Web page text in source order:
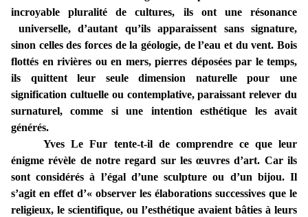
incroyable pluralité de cultures, ils ont une résonance
universelle, d’autant qu’ils apparaissent sans signature,
sinon celles des forces de la géologie, de l’eau et du vent. Bois
flottés en rivières ou en mers, pierres déposées par le temps,
ils quittent leur seule dimension naturelle pour une
signification cultuelle ou contemplative, paraissant relever du
surnaturel, comme si une intention esthétique les avait
générés.
Yves Le Fur tente-t-il de comprendre ce que leur
énigme révèle de notre regard sur les œuvres d’art. Car ils
sont considérés à l’égal d’une sculpture ou d’un bijou. Il
s’agit en effet d’« observer les élaborations successives que le
religieux, le scientifique, ou l’esthétique avaient bâties à leurs